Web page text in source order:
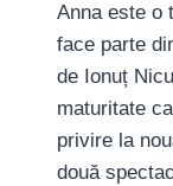
Anna este o
face parte
de Ionuț
maturitate
privire la
două